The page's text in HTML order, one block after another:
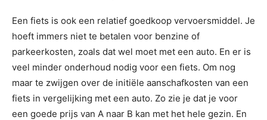
Een fiets is ook een relatief goedkoop vervoersmiddel. Je
hoeft immers niet te betalen voor benzine of
parkeerkosten, zoals dat wel moet met een auto. En er is
veel minder onderhoud nodig voor een fiets. Om nog
maar te zwijgen over de initiële aanschafkosten van een
fiets in vergelijking met een auto. Zo zie je dat je voor
een goede prijs van A naar B kan met het hele gezin. En